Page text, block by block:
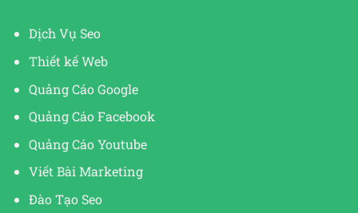
Dịch Vụ Seo
Thiết kế Web
Quảng Cáo Google
Quảng Cáo Facebook
Quảng Cáo Youtube
Viết Bài Marketing
Đào Tạo Seo